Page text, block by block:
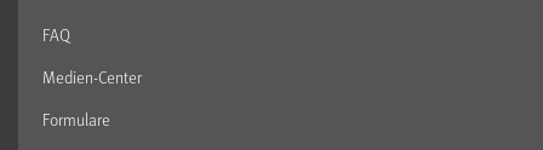
FAQ
Medien-Center
Formulare